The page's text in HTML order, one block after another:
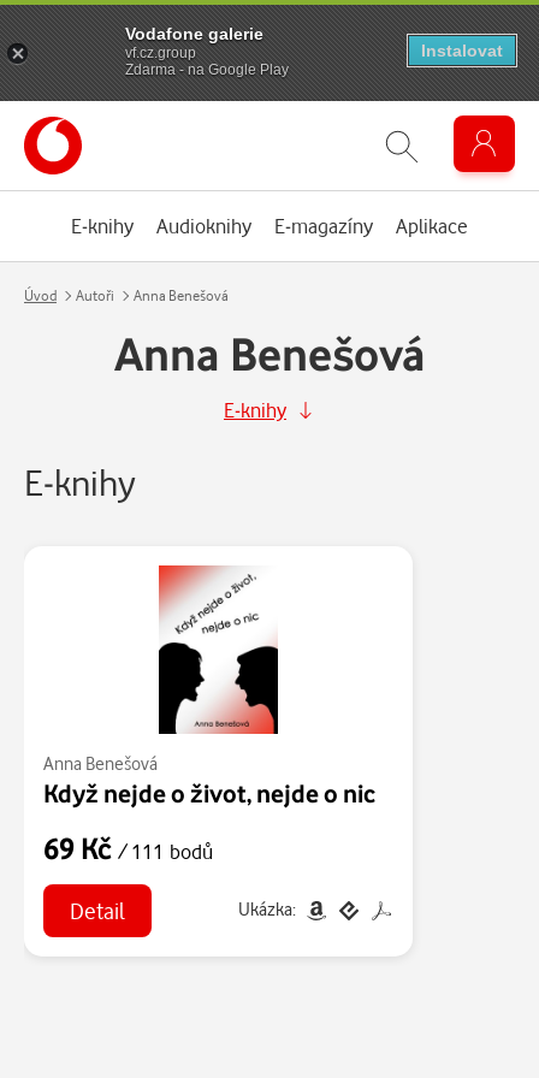
E-knihy Audioknihy E-magazíny Aplikace
Úvod Autoři Anna Benešová
Anna Benešová
E-knihy
E-knihy
Anna Benešová
Když nejde o život, nejde o nic
69 Kč / 111 bodů
Detail Ukázka:
Vodafone galerie
vf.cz.group
Zdarma - na Google Play
Instalovat